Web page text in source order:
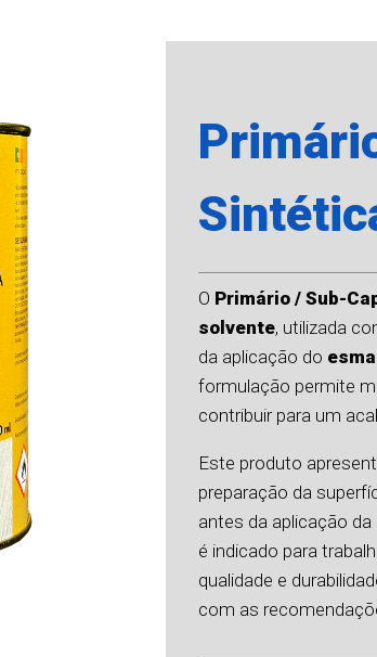
O Primário / Sub-
solvente, utilizada
da aplicação do
formulação permite
contribuir para um
Este produto
preparação da
antes da aplicação
é indicado para
qualidade e
com as